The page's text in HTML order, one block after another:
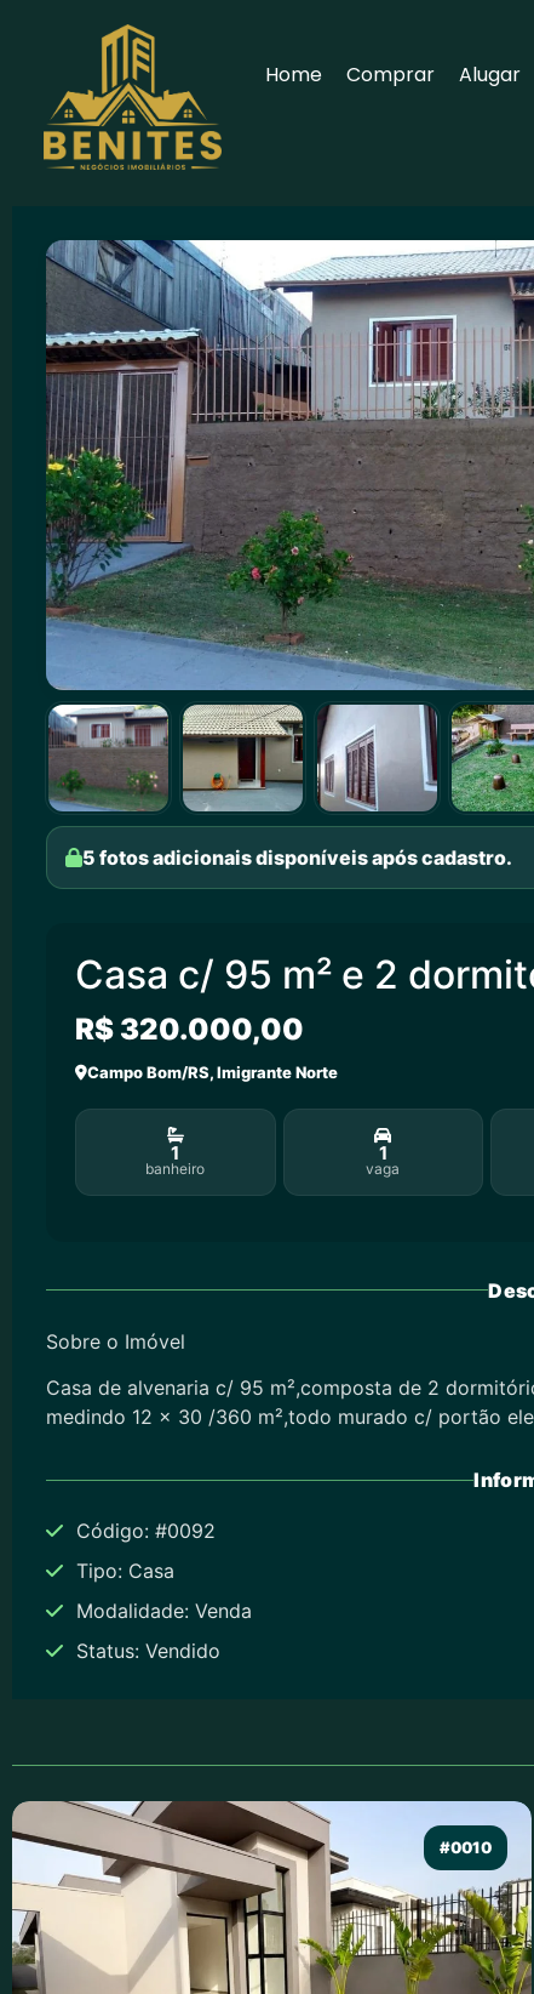
Home Comprar Alugar
5 fotos adicionais disponíveis após cadastro.
Casa c/ 95 m² e 2
R$ 320.000,00
Campo Bom/RS, Imigrante Norte
1
banheiro
1
vaga
Sobre o Imóvel
Casa de alvenaria c/ 95 m²,composta de 2
medindo 12 x 30 /360 m²,todo murado c/ portão
Código: #0092
Tipo: Casa
Modalidade: Venda
Status: Vendido
#0010